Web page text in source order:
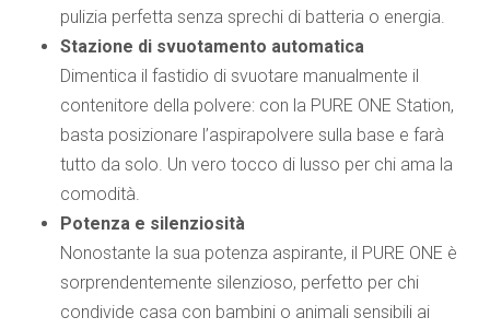
pulizia perfetta senza sprechi di batteria o energia.
Stazione di svuotamento automatica
Dimentica il fastidio di svuotare manualmente il
contenitore della polvere: con la PURE ONE Station,
basta posizionare l’aspirapolvere sulla base e farà
tutto da solo. Un vero tocco di lusso per chi ama la
comodità.
Potenza e silenziosità
Nonostante la sua potenza aspirante, il PURE ONE è
sorprendentemente silenzioso, perfetto per chi
condivide casa con bambini o animali sensibili ai